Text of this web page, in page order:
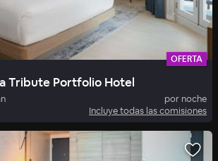
OFERTA
Tribute Portfolio Hotel
por noche
Incluye todas las comisiones